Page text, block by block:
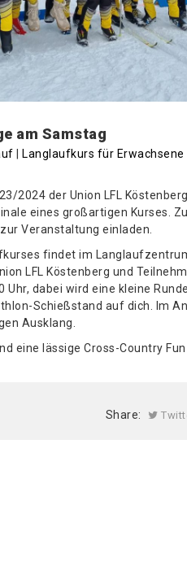
am Samstag
Langlaufkurs für Erwachsene
2024 der Union LFL
eines großartigen Kurses.
Veranstaltung einladen.
findet im
LFL Köstenberg und
Uhr, dabei wird eine kleine
Schießstand auf dich. Im
Ausklang.
eine lässige Cross-Country Fun
Share: